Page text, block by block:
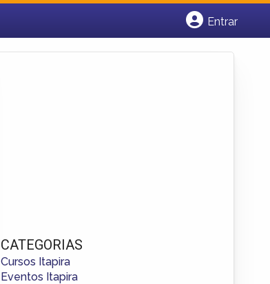
Entrar
CATEGORIAS
Cursos Itapira
Eventos Itapira